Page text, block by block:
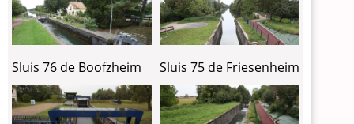
Sluis 76 de Boofzheim Sluis 75 de Friesenheim